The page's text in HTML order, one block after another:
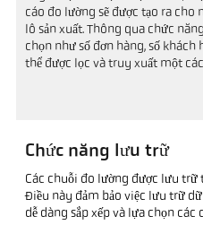
cáo đo lường sẽ được tạo ra cho
lô sản xuất. Thông qua chức
chọn như số đơn hàng, số khách
thể được lọc và truy xuất một
Chức năng lưu trữ
Các chuỗi đo lường được lưu
Điều này đảm bảo việc lưu trữ
dễ dàng sắp xếp và lựa chọn